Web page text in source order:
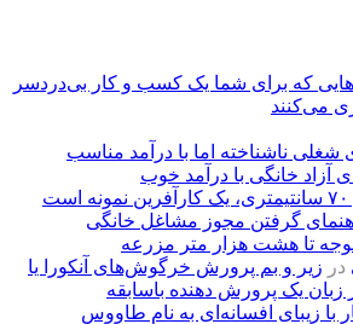
که برای شما یک کسب و کار بی‌دردسر
می‌کنند
شغلی ناشناخته اما با درآمد مناسب
آزاد خانگی با درآمد خوب
گرفتن مجوز مشاغل خانگی
تا هشت هزار متر مزرعه
در زیر و بم پرورش خرگوش‌های آنکورا یا
زبان یک پرورش دهنده باسابقه
زیبای افسانه‌ای به نام طاووس